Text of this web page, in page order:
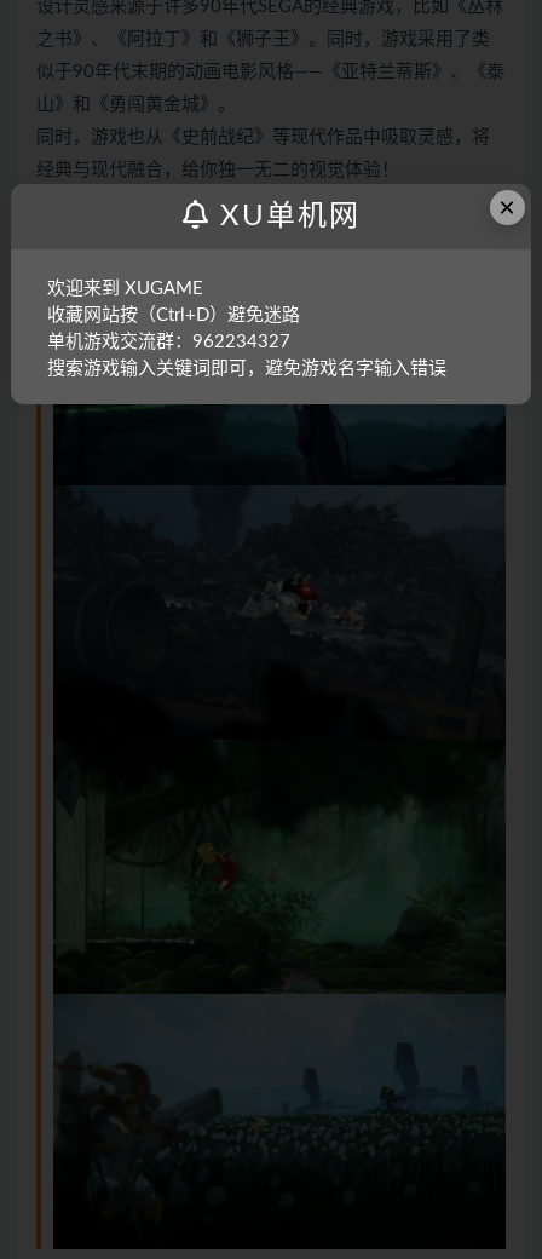
设计灵感来源于许多90年代SEGA的经典游戏，比如《丛林
之书》、《阿拉丁》和《狮子王》。同时，游戏采用了类
似于90年代末期的动画电影风格——《亚特兰蒂斯》、《泰
山》和《勇闯黄金城》。
同时，游戏也从《史前战纪》等现代作品中吸取灵感，将
经典与现代融合，给你独一无二的视觉体验！
×
XU单机网
欢迎来到 XUGAME
收藏网站按（Ctrl+D）避免迷路
单机游戏交流群：962234327
搜索游戏输入关键词即可，避免游戏名字输入错误